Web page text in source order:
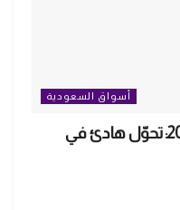
أسواق السعودية
توقعات أسعار العقارات في 2026: تحوّل هادئ في